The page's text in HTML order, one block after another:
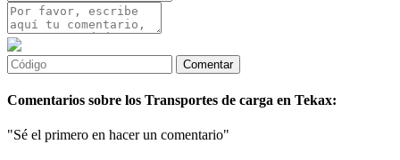
Comentarios sobre los Transportes de carga en Tekax:
"Sé el primero en hacer un comentario"